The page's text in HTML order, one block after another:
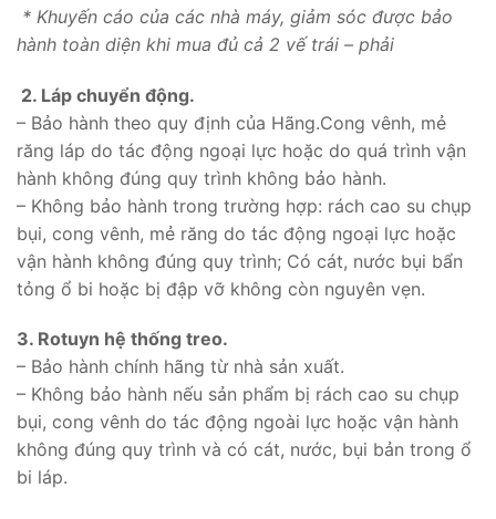
* Khuyến cáo của các nhà máy, giảm sóc được bảo
hành toàn diện khi mua đủ cả 2 vế trái – phải
2. Láp chuyển động.
– Bảo hành theo quy định của Hãng.Cong vênh, mẻ
răng láp do tác động ngoại lực hoặc do quá trình vận
hành không đúng quy trình không bảo hành.
– Không bảo hành trong trường hợp: rách cao su chụp
bụi, cong vênh, mẻ răng do tác động ngoại lực hoặc
vận hành không đúng quy trình; Có cát, nước bụi bẩn
tỏng ổ bi hoặc bị đập vỡ không còn nguyên vẹn.
3. Rotuyn hệ thống treo.
– Bảo hành chính hãng từ nhà sản xuất.
– Không bảo hành nếu sản phẩm bị rách cao su chụp
bụi, cong vênh do tác động ngoài lực hoặc vận hành
không đúng quy trình và có cát, nước, bụi bản trong ổ
bi láp.